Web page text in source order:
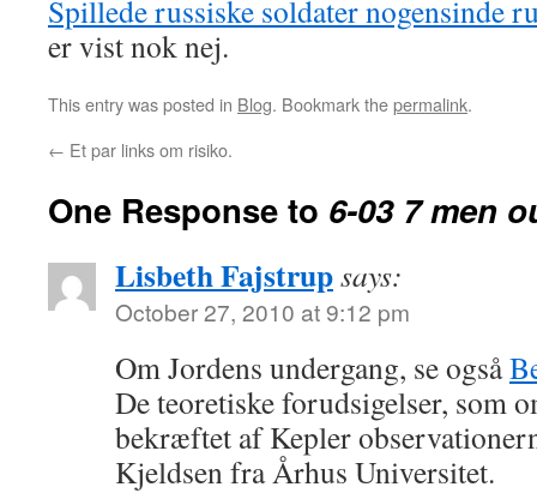
Spillede russiske soldater nogensinde
er vist nok nej.
This entry was posted in Blog. Bookmark thepermalink.
← Et par links om risiko.
One Response to 6-03 7 men
Lisbeth Fajstrupsays:
October 27, 2010 at 9:12 pm
Om Jordens undergang, se også
De teoretiske forudsigelser, som
bekræftet af Kepler
Kjeldsen fra Århus Universitet.